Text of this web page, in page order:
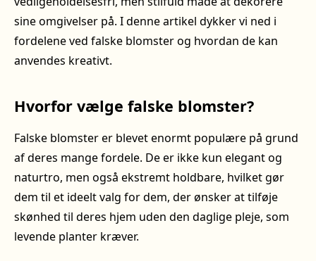
sine omgivelser på. I denne artikel dykker vi ned i
fordelene ved falske blomster og hvordan de kan
anvendes kreativt.
Hvorfor vælge falske blomster?
Falske blomster er blevet enormt populære på grund
af deres mange fordele. De er ikke kun elegant og
naturtro, men også ekstremt holdbare, hvilket gør
dem til et ideelt valg for dem, der ønsker at tilføje
skønhed til deres hjem uden den daglige pleje, som
levende planter kræver.